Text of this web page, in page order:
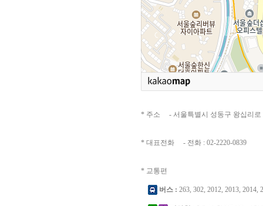
* 주소 - 서울특별시 성동구 왕십리로
* 대표전화 - 전화 : 02-2220-0839
* 교통편
버스 : 263, 302, 2012, 2013, 2014,